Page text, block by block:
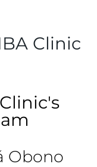
Clinic
Obono